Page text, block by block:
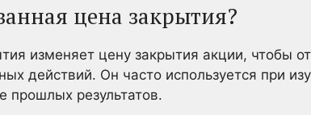
цена закрытия?
изменяет цену закрытия акции, чтобы
действий. Он часто используется при
прошлых результатов.